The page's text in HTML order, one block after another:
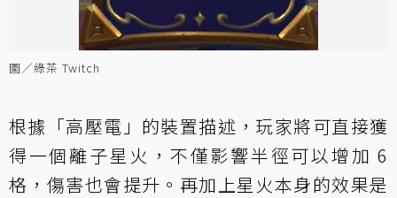
圖／綠茶 Twitch
根據「高壓電」的裝置描述，玩家將可直接獲
得一個離子星火，不僅影響半徑可以增加 6
格，傷害也會提升。再加上星火本身的效果是